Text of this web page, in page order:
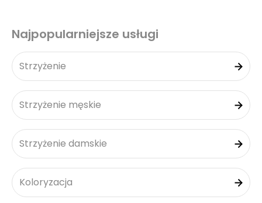
Najpopularniejsze usługi
Strzyżenie
Strzyżenie męskie
Strzyżenie damskie
Koloryzacja